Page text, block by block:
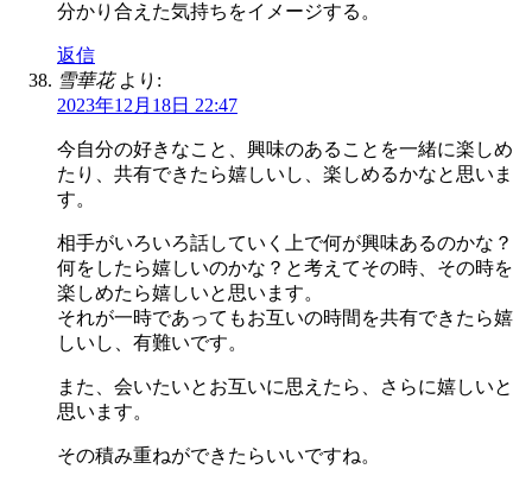
分かり合えた気持ちをイメージする。
返信
雪華花 より:
2023年12月18日 22:47
今自分の好きなこと、興味のあることを一緒に楽しめ
たり、共有できたら嬉しいし、楽しめるかなと思いま
す。
相手がいろいろ話していく上で何が興味あるのかな？
何をしたら嬉しいのかな？と考えてその時、その時を
楽しめたら嬉しいと思います。
それが一時であってもお互いの時間を共有できたら嬉
しいし、有難いです。
また、会いたいとお互いに思えたら、さらに嬉しいと
思います。
その積み重ねができたらいいですね。